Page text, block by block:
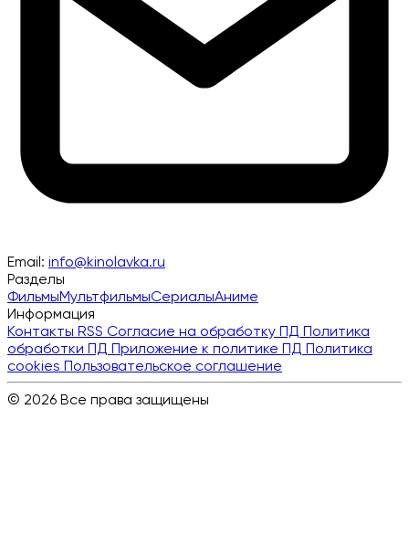
Email: info@kinolavka.ru
Разделы
ФильмыМультфильмыСериалыАниме
Информация
Контакты RSS Согласие на обработку ПД Политика
обработки ПД Приложение к политике ПД Политика
cookies Пользовательское соглашение
© 2026 Все права защищены